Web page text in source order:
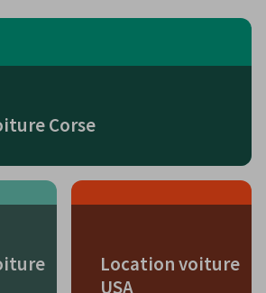
Corse
Location voiture
USA